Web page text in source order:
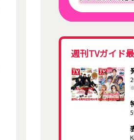
週刊TVガイド